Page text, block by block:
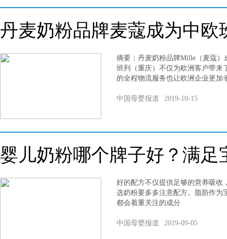
丹麦奶粉品牌麦蔻成为中欧
摘要：丹麦奶粉品牌Mille（麦蔻
班列（重庆）不仅为欧洲客户带来
的全程物流服务也让欧洲企业更加
中国母婴报道 2019-10-15
婴儿奶粉哪个牌子好？满足
好的配方不仅提供足够的营养吸收
选奶粉要多多注意配方。脂肪作为
都会着重关注的成分
中国母婴报道 2019-09-05